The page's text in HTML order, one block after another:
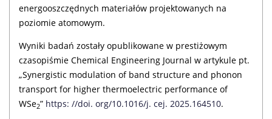
energooszczędnych materiałów projektowanych na
poziomie atomowym.
Wyniki badań zostały opublikowane w prestiżowym
czasopiśmie Chemical Engineering Journal w artykule pt.
„Synergistic modulation of band structure and phonon
transport for higher thermoelectric performance of
WSe2” https: //doi. org/10.1016/j. cej. 2025.164510.